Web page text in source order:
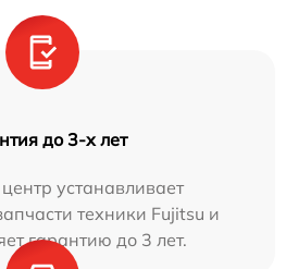
до 3-х лет
устанавливает
техники Fujitsu и
гарантию до 3 лет.